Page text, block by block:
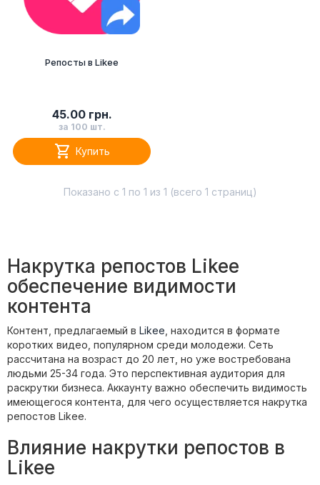
Репосты в Likee
45.00 грн.
за 100 шт.
 Купить
Показано с 1 по 1 из 1 (всего 1 страниц)
Накрутка репостов Likee
обеспечение видимости
контента
Контент, предлагаемый в Likee , находится в формате
коротких видео, популярном среди молодежи. Сеть
рассчитана на возраст до 20 лет, но уже востребована
людьми 25-34 года. Это перспективная аудитория для
раскрутки бизнеса. Аккаунту важно обеспечить видимость
имеющегося контента, для чего осуществляется накрутка
репостов Likee.
Влияние накрутки репостов в
Likee